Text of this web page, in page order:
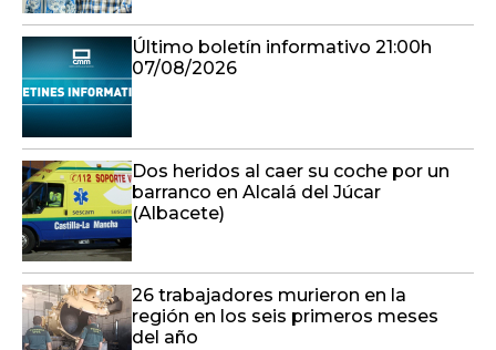
Último boletín informativo 21:00h
07/08/2026
Dos heridos al caer su coche por un
barranco en Alcalá del Júcar
(Albacete)
26 trabajadores murieron en la
región en los seis primeros meses
del año